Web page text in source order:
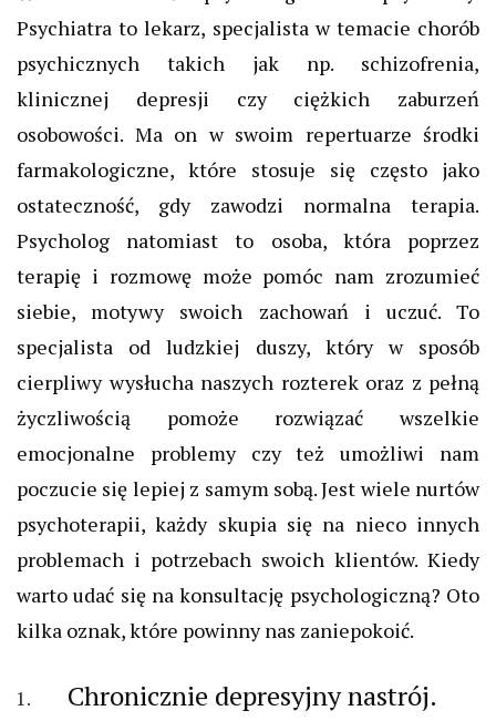
Psychiatra to lekarz, specjalista w temacie chorób
psychicznych takich jak np. schizofrenia,
klinicznej depresji czy ciężkich zaburzeń
osobowości. Ma on w swoim repertuarze środki
farmakologiczne, które stosuje się często jako
ostateczność, gdy zawodzi normalna terapia.
Psycholog natomiast to osoba, która poprzez
terapię i rozmowę może pomóc nam zrozumieć
siebie, motywy swoich zachowań i uczuć. To
specjalista od ludzkiej duszy, który w sposób
cierpliwy wysłucha naszych rozterek oraz z pełną
życzliwością pomoże rozwiązać wszelkie
emocjonalne problemy czy też umożliwi nam
poczucie się lepiej z samym sobą. Jest wiele nurtów
psychoterapii, każdy skupia się na nieco innych
problemach i potrzebach swoich klientów. Kiedy
warto udać się na konsultację psychologiczną? Oto
kilka oznak, które powinny nas zaniepokoić.
Chronicznie depresyjny nastrój.